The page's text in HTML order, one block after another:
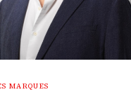
MARQUES